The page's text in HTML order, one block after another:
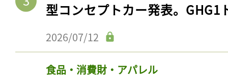
型コンセプトカー発表。GHG1
2026/07/12
食品・消費財・アパレル